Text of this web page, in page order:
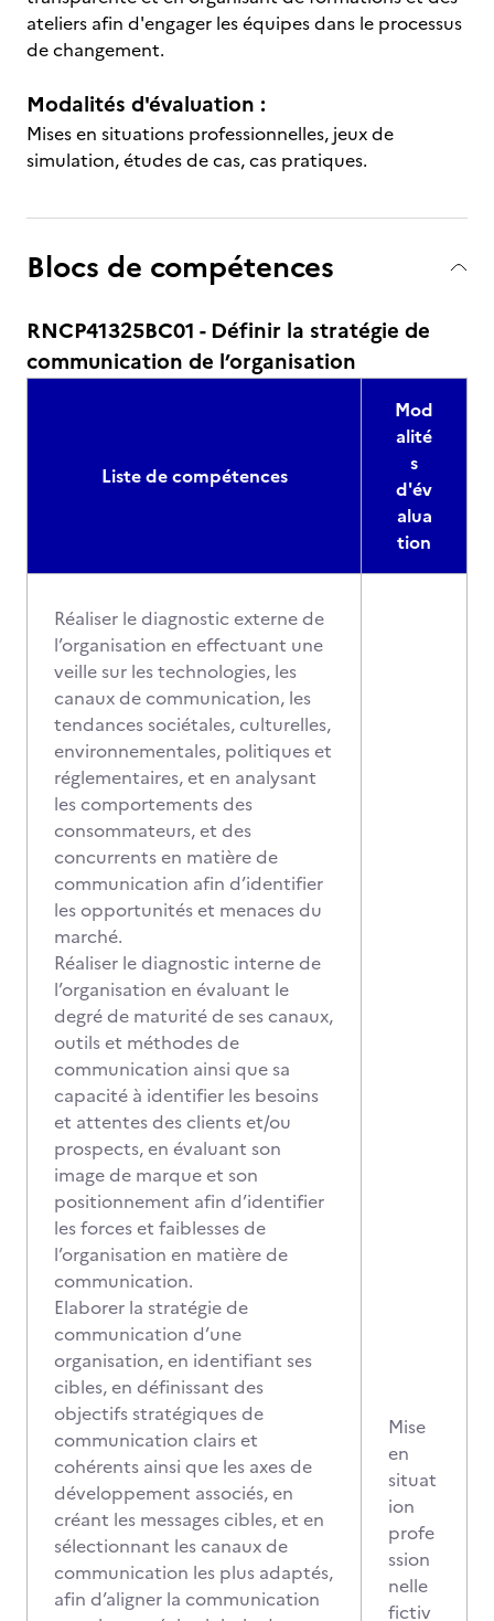
ateliers afin d'engager les équipes dans le processus
de changement.
Modalités d'évaluation :
Mises en situations professionnelles, jeux de
simulation, études de cas, cas pratiques.
Blocs de compétences
RNCP41325BC01 - Définir la stratégie de
communication de l’organisation
Liste de compétences
Mod
alité
s
d'év
alua
tion
Réaliser le diagnostic externe de
l’organisation en effectuant une
veille sur les technologies, les
canaux de communication, les
tendances sociétales, culturelles,
environnementales, politiques et
réglementaires, et en analysant
les comportements des
consommateurs, et des
concurrents en matière de
communication afin d’identifier
les opportunités et menaces du
marché.
Réaliser le diagnostic interne de
l’organisation en évaluant le
degré de maturité de ses canaux,
outils et méthodes de
communication ainsi que sa
capacité à identifier les besoins
et attentes des clients et/ou
prospects, en évaluant son
image de marque et son
positionnement afin d’identifier
les forces et faiblesses de
l’organisation en matière de
communication.
Elaborer la stratégie de
communication d’une
organisation, en identifiant ses
cibles, en définissant des
objectifs stratégiques de
communication clairs et
cohérents ainsi que les axes de
développement associés, en
créant les messages cibles, et en
sélectionnant les canaux de
communication les plus adaptés,
afin d’aligner la communication
Mise
en
situat
ion
profe
ssion
nelle
fictiv